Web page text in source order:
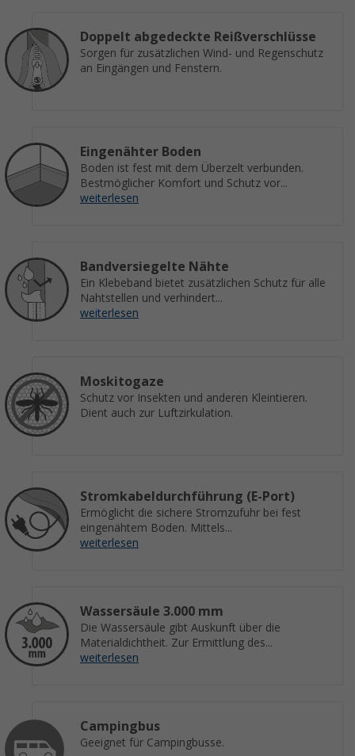
Doppelt abgedeckte Reißverschlüsse
Sorgen für zusätzlichen Wind- und Regenschutz
an Eingängen und Fenstern.
Eingenähter Boden
Boden ist fest mit dem Überzelt verbunden.
Bestmöglicher Komfort und Schutz vor...
weiterlesen
Bandversiegelte Nähte
Ein Klebeband bietet zusätzlichen Schutz für alle
Nahtstellen und verhindert...
weiterlesen
Moskitogaze
Schutz vor Insekten und anderen Kleintieren.
Dient auch zur Luftzirkulation.
Stromkabeldurchführung (E-Port)
Ermöglicht die sichere Stromzufuhr bei fest
eingenähtem Boden. Mittels...
weiterlesen
Wassersäule 3.000 mm
Die Wassersäule gibt Auskunft über die
Materialdichtheit. Zur Ermittlung des...
weiterlesen
Campingbus
Geeignet für Campingbusse.